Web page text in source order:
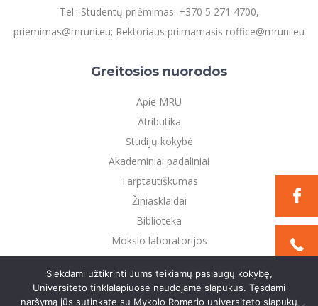
Tel.: Studentų priėmimas: +370 5 271 4700,
priemimas@mruni.eu; Rektoriaus priimamasis roffice@mruni.eu
Greitosios nuorodos
Apie MRU
Atributika
Studijų kokybė
Akademiniai padaliniai
Tarptautiškumas
Žiniasklaidai
Biblioteka
Mokslo laboratorijos
Privatumo politika
Siekdami užtikrinti Jums teikiamų paslaugų kokybę,
Universiteto tinklalapiuose naudojame slapukus. Tęsdami
naršymą jūs sutinkate su Mykolo Romerio universiteto slapukų